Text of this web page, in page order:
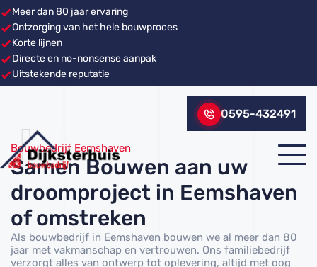
Meer dan 80 jaar ervaring
Ontzorging van het hele bouwproces
Korte lijnen
Directe en no-nonsense aanpak
Uitstekende reputatie
0595-432491
Bouwbedrijf Eemshaven
Samen Bouwen aan uw
droomproject in Eemshaven
of omstreken
Als bouwbedrijf in Eemshaven bouwen we al meer dan 80
jaar met vakmanschap en vertrouwen. Ons familiebedrijf
verzorgt alles van ontwerp tot oplevering, altijd met oog